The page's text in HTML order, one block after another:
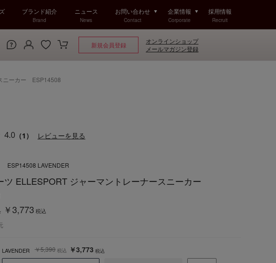
ブランド紹介
Brand
ニュース
News
お問い合わせ
Contact
企業情報
Corporate
採用情報
Recruit
新規会員登録
オンラインショップ
メールマガジン登録
ニーカー ESP14508
4.0 （1） レビューを見る
ツ ELLESPORT ジャーマントレーナースニーカー
￥3,773 税込
LAVENDER ￥3,773 税込
￥5,390 税込
ESP14508 LAVENDER